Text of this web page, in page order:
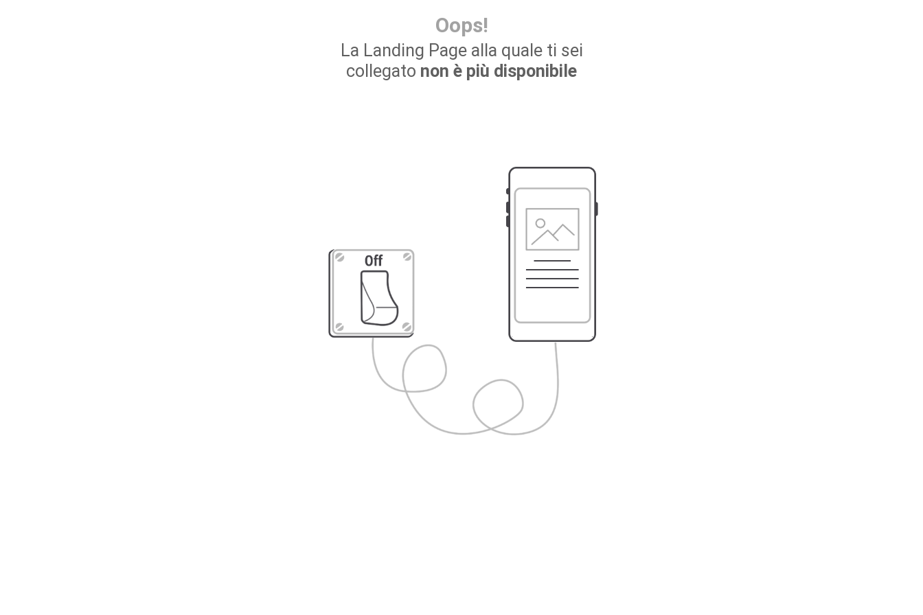
Oops!
La Landing Page alla quale ti sei
collegato non è più disponibile